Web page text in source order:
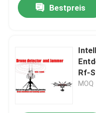
Über uns
Qualitätskontrolle
Bestpreis
Rf-